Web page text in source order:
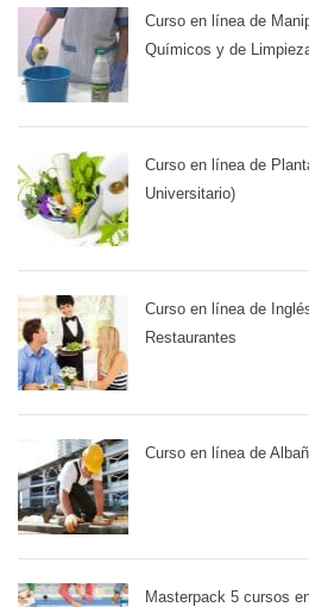
Curso en línea de
Químicos y de
Curso en línea de
Universitario)
Curso en línea de
Restaurantes
Curso en línea de
Masterpack 5 cursos